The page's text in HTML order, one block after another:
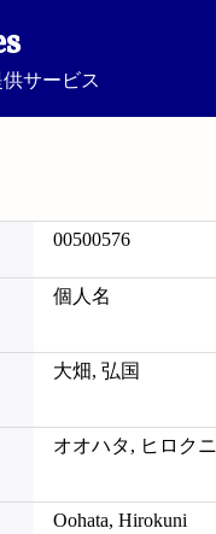
サービス
00500576
個人名
大畑, 弘国
オオハタ, ヒロクニ
Oohata, Hirokuni